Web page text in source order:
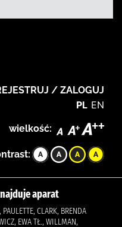
/ ZALOGUJ
PL EN
wielkość:
aparat
CLARK, BRENDA
EWA TŁ., WILLMAN,